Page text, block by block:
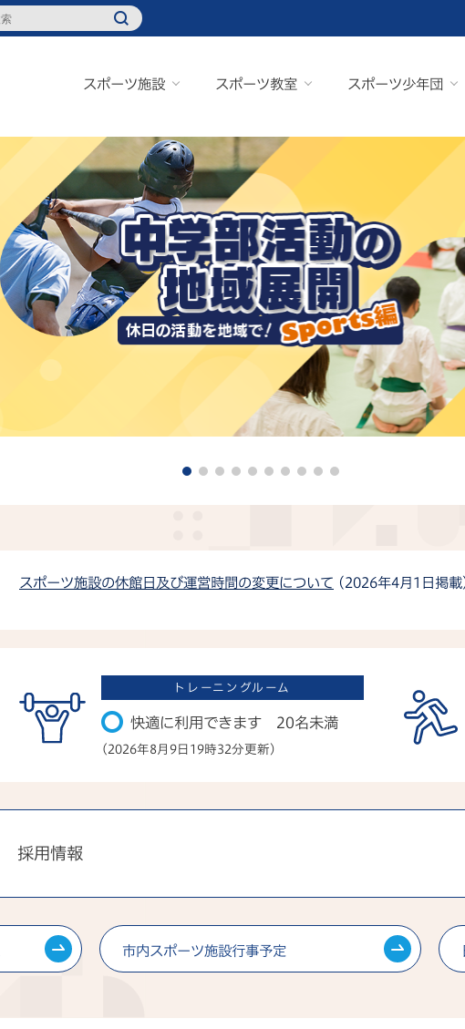
スポーツ施設 スポーツ教室 スポーツ少年団
スポーツ施設の休館日及び運営時間の変更について (2026年4月1日掲
快適に利用できます 20名未満
(2026年8月9日19時32分更新)
採用情報
市内スポーツ施設行事予定